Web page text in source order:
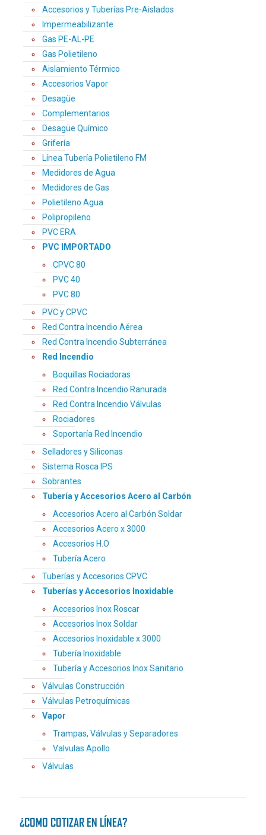
Accesorios y Tuberías Pre-Aislados
Impermeabilizante
Gas PE-AL-PE
Gas Polietileno
Aislamiento Térmico
Accesorios Vapor
Desagüe
Complementarios
Desagüe Químico
Grifería
Línea Tubería Polietileno FM
Medidores de Agua
Medidores de Gas
Polietileno Agua
Polipropileno
PVC ERA
PVC IMPORTADO
CPVC 80
PVC 40
PVC 80
PVC y CPVC
Red Contra Incendio Aérea
Red Contra Incendio Subterránea
Red Incendio
Boquillas Rociadoras
Red Contra Incendio Ranurada
Red Contra Incendio Válvulas
Rociadores
Soportaría Red Incendio
Selladores y Siliconas
Sistema Rosca IPS
Sobrantes
Tubería y Accesorios Acero al Carbón
Accesorios Acero al Carbón Soldar
Accesorios Acero x 3000
Accesorios H.O
Tubería Acero
Tuberías y Accesorios CPVC
Tuberías y Accesorios Inoxidable
Accesorios Inox Roscar
Accesorios Inox Soldar
Accesorios Inoxidable x 3000
Tubería Inoxidable
Tubería y Accesorios Inox Sanitario
Válvulas Construcción
Válvulas Petroquímicas
Vapor
Trampas, Válvulas y Separadores
Valvulas Apollo
Válvulas
¿COMO COTIZAR EN LÍNEA?